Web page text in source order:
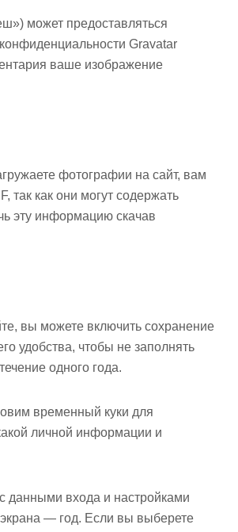
может предоставляться
Gravatar
ваше изображение
фотографии на сайт, вам
так как они могут содержать
эту информацию скачав
вы можете включить сохранение
удобства, чтобы не заполнять
одного года.
временный куки для
личной информации и
данными входа и настройками
экрана — год. Если вы выберете